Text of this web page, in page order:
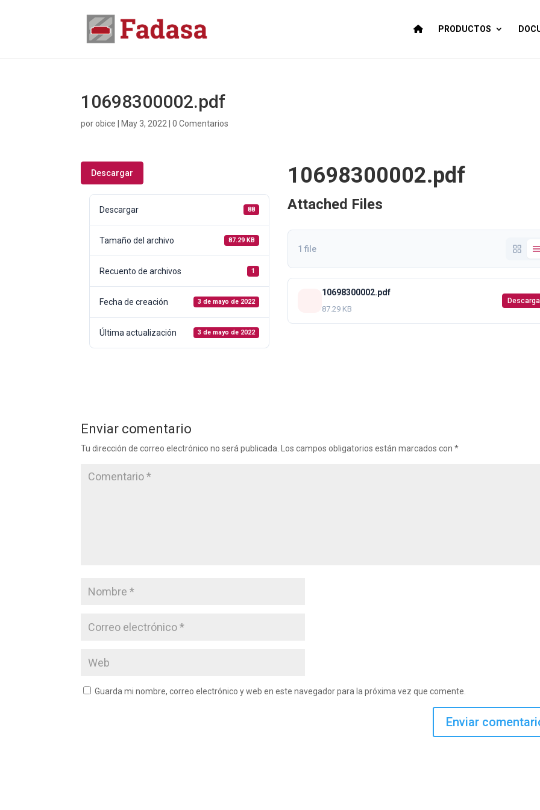
PRODUCTOS
10698300002.pdf
porobice May 3, 2022 |0 Comentarios
Descargar
Descargar 88
Tamaño del archivo 87.29 KB
Recuento de archivos 1
Fecha de creación 3 de mayo de 2022
Última actualización 3 de mayo de 2022
10698300002.pdf
Attached Files
1 file
10698300002.pdf
87.29 KB
Enviar comentario
Tu dirección de correo electrónico no será publicada. Los campos obligatorios están marcados con*
Guarda mi nombre, correo electrónico y web en este navegador para la próxima vez que comente.